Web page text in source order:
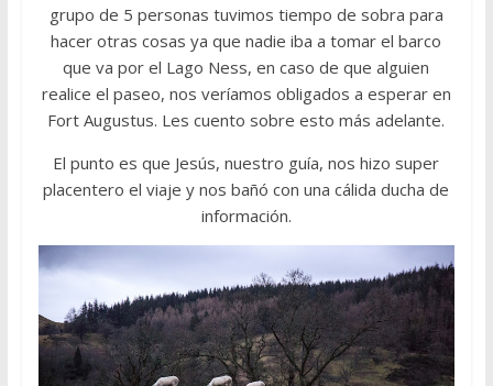
grupo de 5 personas tuvimos tiempo de sobra para
hacer otras cosas ya que nadie iba a tomar el barco
que va por el Lago Ness, en caso de que alguien
realice el paseo, nos veríamos obligados a esperar en
Fort Augustus. Les cuento sobre esto más adelante.
El punto es que Jesús, nuestro guía, nos hizo super
placentero el viaje y nos bañó con una cálida ducha de
información.